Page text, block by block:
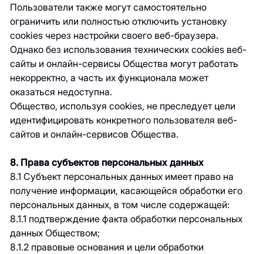
Пользователи также могут самостоятельно
ограничить или полностью отключить установку
cookies через настройки своего веб-браузера.
Однако без использования технических cookies веб-
сайты и онлайн-сервисы Общества могут работать
некорректно, а часть их функционала может
оказаться недоступна.
Общество, используя cookies, не преследует цели
идентифицировать конкретного пользователя веб-
сайтов и онлайн-сервисов Общества.
8. Права субъектов персональных данных
8.1 Субъект персональных данных имеет право на
получение информации, касающейся обработки его
персональных данных, в том числе содержащей:
8.1.1 подтверждение факта обработки персональных
данных Обществом;
8.1.2 правовые основания и цели обработки